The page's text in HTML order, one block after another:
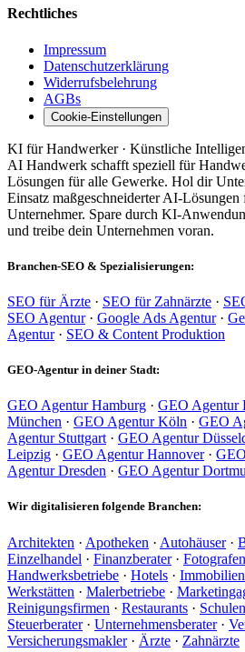
Rechtliches
Impressum
Datenschutzerklärung
Widerrufsbelehrung
AGBs
Cookie-Einstellungen
KI für Handwerker · Künstliche
AI Handwerk schafft speziell für
Lösungen für alle Gewerke. Hol dir
Einsatz maßgeschneiderter AI-
Unternehmer. Spare durch KI-
und treibe dein Unternehmen voran.
Branchen-SEO & Spezialisierungen:
SEO für Ärzte · SEO für Zahnärzte ·
SEO Agentur· Google Ads Agentur·
Agentur· SEO & Content Produktion
GEO-Agentur in deiner Stadt:
GEO Agentur Hamburg · GEO Agentur
München · GEO Agentur Köln · GEO
Agentur Stuttgart · GEO Agentur
Leipzig · GEO Agentur Hannover·
Agentur Dresden · GEO Agentur
Wir digitalisieren folgende Branchen:
Architekten · Apotheken · Autohäuser·
Einzelhandel · Finanzberater· Fotografen
Handwerksbetriebe · Hotels ·
Werkstätten · Malerbetriebe ·
Reinigungsfirmen · Restaurants · Schulen
Steuerberater· Unternehmensberater·
Versicherungsmakler· Ärzte · Zahnärzte